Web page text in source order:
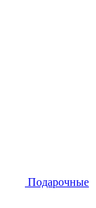
Подарочные